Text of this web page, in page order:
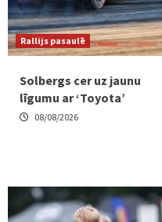
Rallijs pasaulē
Solbergs cer uz jaunu
līgumu ar ‘Toyota’
08/08/2026